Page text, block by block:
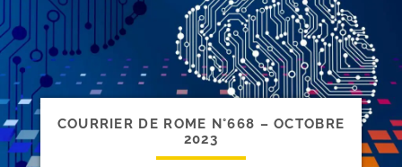
COURRIER DE ROME N°668 – OCTOBRE
2023